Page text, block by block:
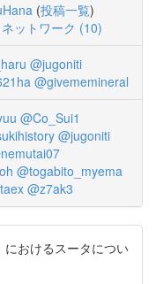
(投稿一覧)
ットワーク (10)
@jugoniti
@givememineral
@Co_Sui1
@jugoniti
@togabito_myema
@z7ak3
おけるスータについ